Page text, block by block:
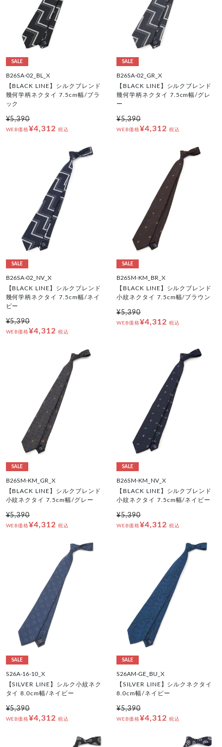
SALE
B26SA-02_BL_X
【BLACK LINE】シルクブレンド
幾何学柄ネクタイ 7.5cm幅/ブラ
ック
¥5,390
WEB価格¥4,312 税込
SALE
B26SA-02_GR_X
【BLACK LINE】シルクブレンド
幾何学柄ネクタイ 7.5cm幅/グレ
ー
¥5,390
WEB価格¥4,312 税込
SALE
B26SA-02_NV_X
【BLACK LINE】シルクブレンド
幾何学柄ネクタイ 7.5cm幅/ネイ
ビー
¥5,390
WEB価格¥4,312 税込
SALE
B26SM-KM_BR_X
【BLACK LINE】シルクブレンド
小紋ネクタイ 7.5cm幅/ブラウン
¥5,390
WEB価格¥4,312 税込
SALE
B26SM-KM_GR_X
【BLACK LINE】シルクブレンド
小紋ネクタイ 7.5cm幅/グレー
¥5,390
WEB価格¥4,312 税込
SALE
B26SM-KM_NV_X
【BLACK LINE】シルクブレンド
小紋ネクタイ 7.5cm幅/ネイビー
¥5,390
WEB価格¥4,312 税込
SALE
S26A-16-10_X
【SILVER LINE】シルク小紋ネク
タイ 8.0cm幅/ネイビー
¥5,390
WEB価格¥4,312 税込
SALE
S26AM-GE_BU_X
【SILVER LINE】シルクネクタイ
8.0cm幅/ネイビー
¥5,390
WEB価格¥4,312 税込